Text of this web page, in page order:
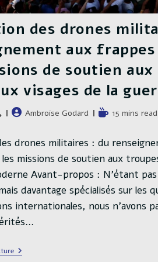
des drones
aux
de soutien
visages de la
Auteur/autrice
publication :
Ambroise Godard
Temps
lecture :
15 mins read
drones militaires : du
missions de soutien aux
Avant-propos : N’étant
davantage spécialisés sur les
internationales, nous n’avons
Utilisation
Des